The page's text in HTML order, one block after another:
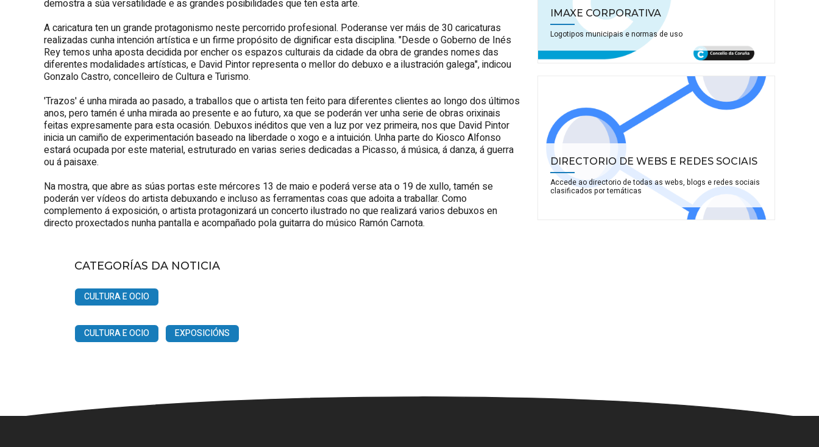
demostra a súa versatilidade e as grandes posibilidades que ten esta arte.
A caricatura ten un grande protagonismo neste percorrido profesional. Poderanse ver máis de 30 caricaturas
realizadas cunha intención artística e un firme propósito de dignificar esta disciplina. "Desde o Goberno de Inés
Rey temos unha aposta decidida por encher os espazos culturais da cidade da obra de grandes nomes das
diferentes modalidades artísticas, e David Pintor representa o mellor do debuxo e a ilustración galega", indicou
Gonzalo Castro, concelleiro de Cultura e Turismo.
'Trazos' é unha mirada ao pasado, a traballos que o artista ten feito para diferentes clientes ao longo dos últimos
anos, pero tamén é unha mirada ao presente e ao futuro, xa que se poderán ver unha serie de obras orixinais
feitas expresamente para esta ocasión. Debuxos inéditos que ven a luz por vez primeira, nos que David Pintor
inicia un camiño de experimentación baseado na liberdade o xogo e a intuición. Unha parte do Kiosco Alfonso
estará ocupada por este material, estruturado en varias series dedicadas a Picasso, á música, á danza, á guerra
ou á paisaxe.
Na mostra, que abre as súas portas este mércores 13 de maio e poderá verse ata o 19 de xullo, tamén se
poderán ver vídeos do artista debuxando e incluso as ferramentas coas que adoita a traballar. Como
complemento á exposición, o artista protagonizará un concerto ilustrado no que realizará varios debuxos en
directo proxectados nunha pantalla e acompañado pola guitarra do músico Ramón Carnota.
CATEGORÍAS DA NOTICIA
CULTURA E OCIO
CULTURA E OCIO EXPOSICIÓNS
IMAXE CORPORATIVA
Logotipos municipais e normas de uso
DIRECTORIO DE WEBS E REDES SOCIAIS
Accede ao directorio de todas as webs, blogs e redes sociais
clasificados por temáticas